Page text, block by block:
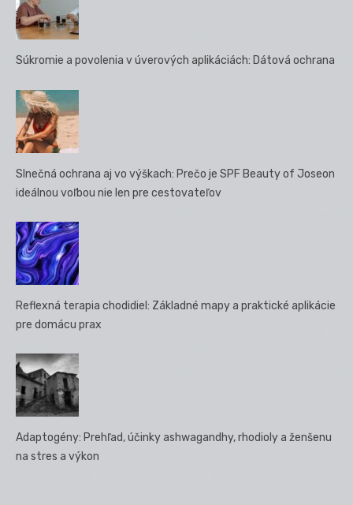
Súkromie a povolenia v úverových aplikáciách: Dátová ochrana
Slnečná ochrana aj vo výškach: Prečo je SPF Beauty of Joseon
ideálnou voľbou nie len pre cestovateľov
Reflexná terapia chodidiel: Základné mapy a praktické aplikácie
pre domácu prax
Adaptogény: Prehľad, účinky ashwagandhy, rhodioly a ženšenu
na stres a výkon